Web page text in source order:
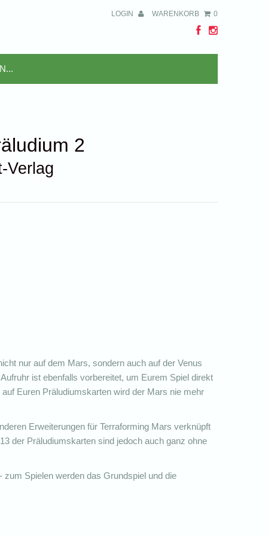
LOGIN WARENKORB 0
2
Verlag
nur auf dem Mars, sondern auch auf der Venus
ist ebenfalls vorbereitet, um Eurem Spiel direkt
Euren Präludiumskarten wird der Mars nie mehr
Erweiterungen für Terraforming Mars verknüpft
der Präludiumskarten sind jedoch auch ganz ohne
Spielen werden das Grundspiel und die